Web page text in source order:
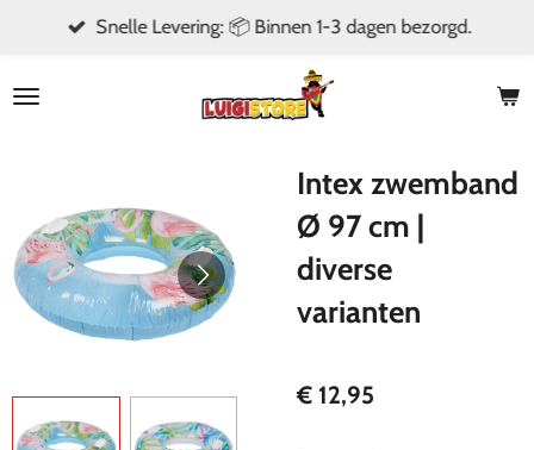
naar
Snelle Levering: 📦 Binnen 1-3 dagen bezorgd.
Intex zwemband
Ø 97 cm |
diverse
varianten
€ 12,95